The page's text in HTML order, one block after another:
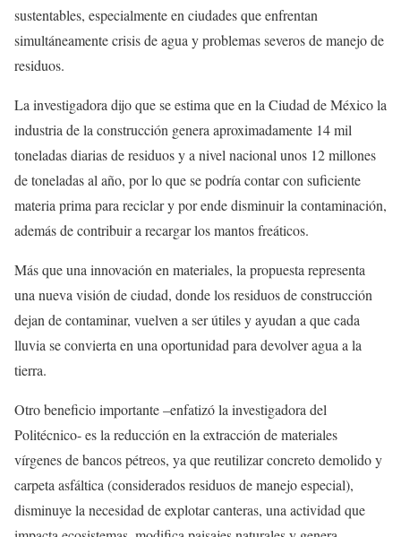
sustentables, especialmente en ciudades que enfrentan
simultáneamente crisis de agua y problemas severos de manejo de
residuos.
La investigadora dijo que se estima que en la Ciudad de México la
industria de la construcción genera aproximadamente 14 mil
toneladas diarias de residuos y a nivel nacional unos 12 millones
de toneladas al año, por lo que se podría contar con suficiente
materia prima para reciclar y por ende disminuir la contaminación,
además de contribuir a recargar los mantos freáticos.
Más que una innovación en materiales, la propuesta representa
una nueva visión de ciudad, donde los residuos de construcción
dejan de contaminar, vuelven a ser útiles y ayudan a que cada
lluvia se convierta en una oportunidad para devolver agua a la
tierra.
Otro beneficio importante –enfatizó la investigadora del
Politécnico- es la reducción en la extracción de materiales
vírgenes de bancos pétreos, ya que reutilizar concreto demolido y
carpeta asfáltica (considerados residuos de manejo especial),
disminuye la necesidad de explotar canteras, una actividad que